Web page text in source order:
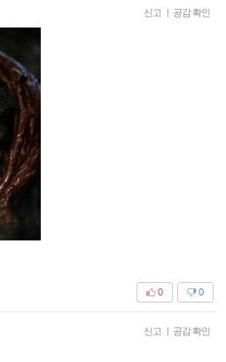
신고 | 공감 확인
0
0
신고 | 공감 확인